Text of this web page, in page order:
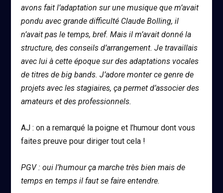
avons fait l’adaptation sur une musique que m’avait
pondu avec grande difficulté Claude Bolling, il
n’avait pas le temps, bref. Mais il m’avait donné la
structure, des conseils d’arrangement. Je travaillais
avec lui à cette époque sur des adaptations vocales
de titres de big bands. J’adore monter ce genre de
projets avec les stagiaires, ça permet d’associer des
amateurs et des professionnels.
AJ : on a remarqué la poigne et l’humour dont vous
faites preuve pour diriger tout cela !
PGV : oui l’humour ça marche très bien mais de
temps en temps il faut se faire entendre.